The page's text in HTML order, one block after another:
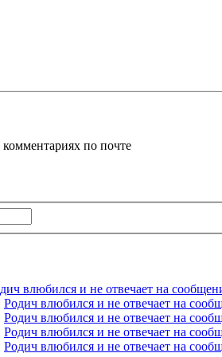
по почте
влюбился и не отвечает на
Родич влюбился и не отвечает на
Родич влюбился и не отвечает на
Родич влюбился и не отвечает на
Родич влюбился и не отвечает на